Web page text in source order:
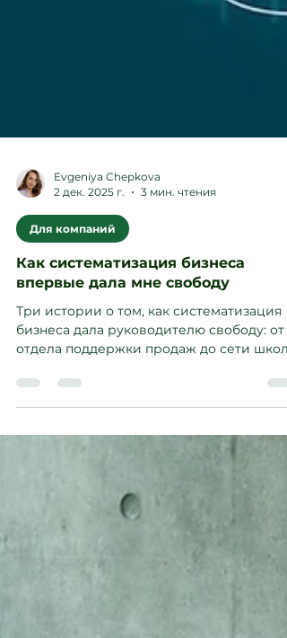
2 дек. 2025 г.
Для компаний
Как систематизация бизнеса
впервые дала мне свободу
Три истории о том, как систематизация
отдела поддержки продаж до сети школ
операционную диагностику.